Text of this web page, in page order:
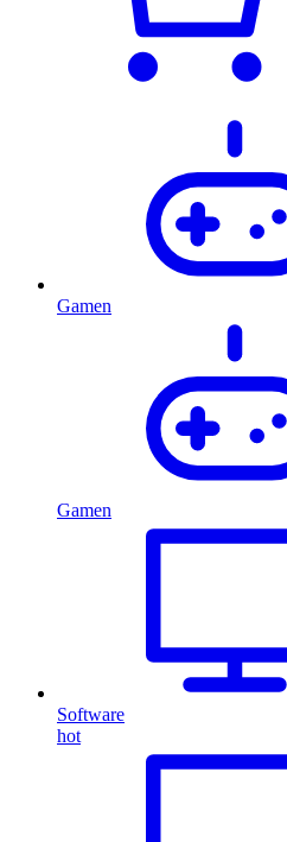
Gamen
Gamen
Software
hot